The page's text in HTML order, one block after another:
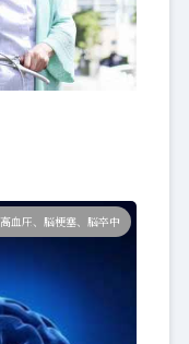
高血圧、脳梗塞、脳卒中